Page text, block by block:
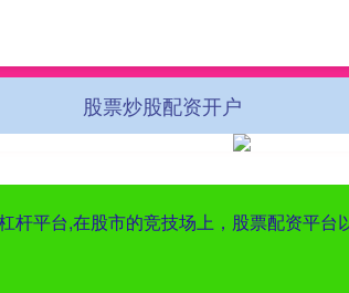
股票炒股配资开户
平台,在股市的竞技场上，股票配资平